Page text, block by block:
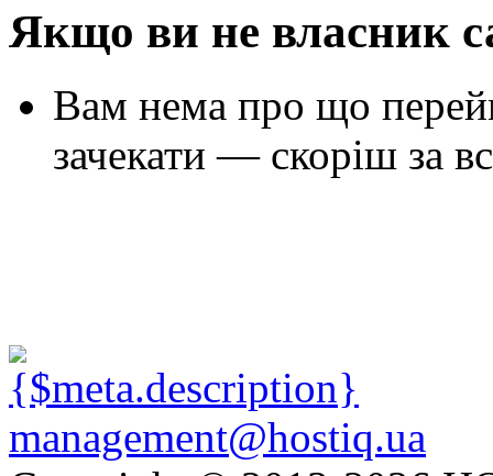
Якщо ви не власник
Вам нема про що
зачекати — скоріш за
management@hostiq.ua